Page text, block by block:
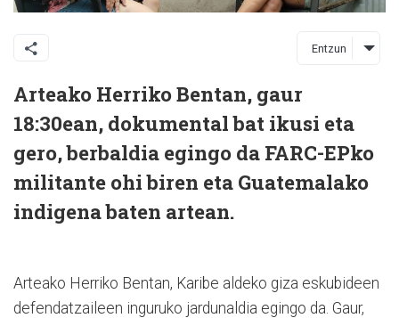
Entzun
Arteako Herriko Bentan, gaur
18:30ean, dokumental bat ikusi eta
gero, berbaldia egingo da FARC-EPko
militante ohi biren eta Guatemalako
indigena baten artean.
Arteako Herriko Bentan, Karibe aldeko giza eskubideen
defendatzaileen inguruko jardunaldia egingo da. Gaur,